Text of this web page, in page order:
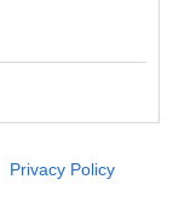
Privacy Policy